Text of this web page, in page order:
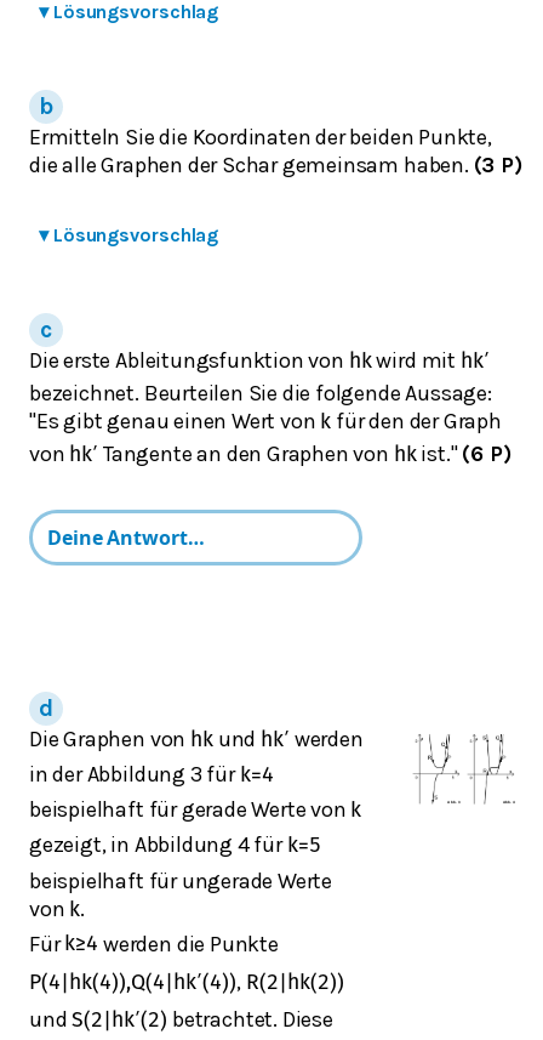
▾ Lösungsvorschlag
Ermitteln Sie die Koordinaten der beiden Punkte,
die alle Graphen der Schar gemeinsam haben. (3 P)
▾ Lösungsvorschlag
Die erste Ableitungsfunktion von h kwird mit h k′
bezeichnet. Beurteilen Sie die folgende Aussage:
"Es gibt genau einen Wert von k für den der Graph
von h k′ Tangente an den Graphen von h kist."(6 P)
Die Graphen von h kund h k′ werden
in der Abbildung 3 für k=4
beispielhaft für gerade Werte von k
gezeigt, in Abbildung 4 für k=5
beispielhaft für ungerade Werte
von k.
Für k≥4 werden die Punkte
P(4 h k(4)),Q(4 h k′(4)), R(2 h k(2))
undS(2 h k′(2) betrachtet. Diese